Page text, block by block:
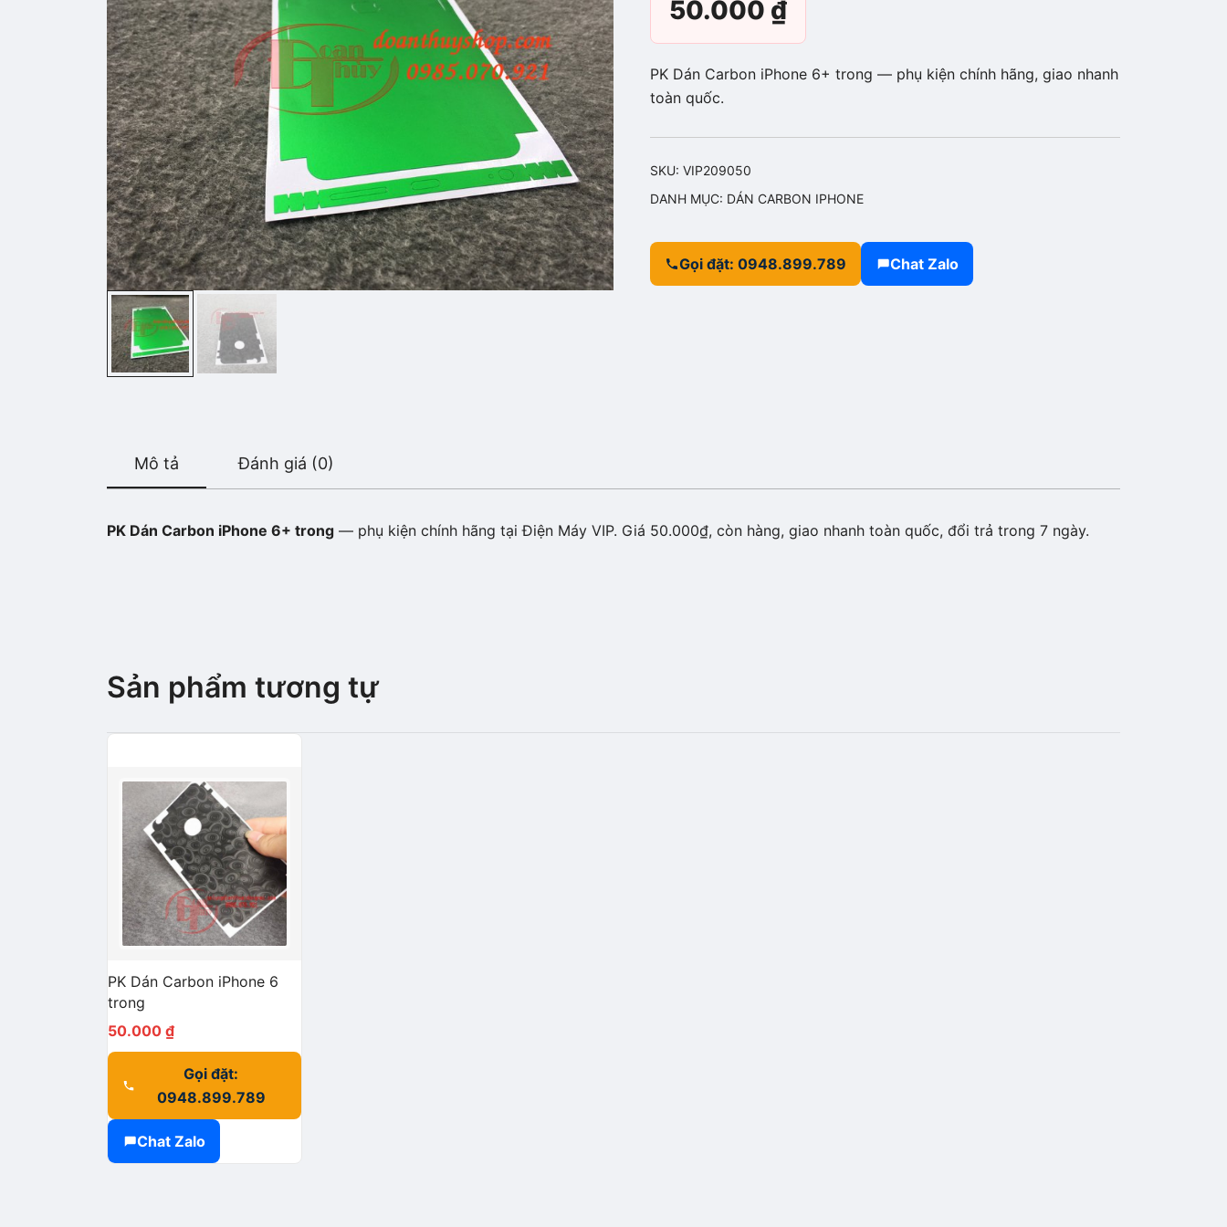
50.000 ₫
PK Dán Carbon iPhone 6+ trong — phụ kiện chính hãng, giao nhanh
toàn quốc.
SKU: VIP209050
DANH MỤC: DÁN CARBON IPHONE
Gọi đặt: 0948.899.789 Chat Zalo
Mô tả Đánh giá (0)
PK Dán Carbon iPhone 6+ trong — phụ kiện chính hãng tại Điện Máy VIP. Giá 50.000₫, còn hàng, giao nhanh toàn quốc, đổi trả trong 7 ngày.
Sản phẩm tương tự
PK Dán Carbon iPhone 6
trong
50.000 ₫
Gọi đặt:
0948.899.789
Chat Zalo